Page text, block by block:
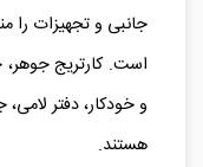
جانبی و تجهیزات
است. کارتریج
و خودکار، دفتر
هستند.